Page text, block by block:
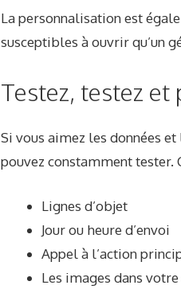
La personnalisation est
susceptibles à ouvrir qu’un
Testez, testez et
Si vous aimez les données
pouvez constamment tester.
Lignes d’objet
Jour ou heure d’envoi
Appel à l’action
Les images dans